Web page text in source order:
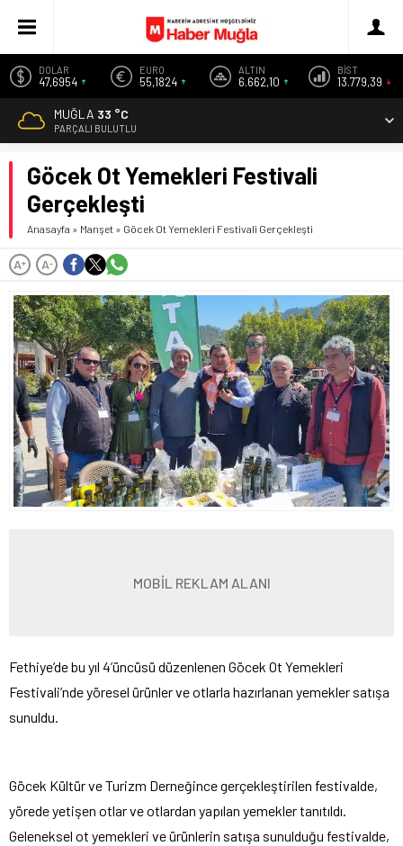
DOLAR
47,6954
EURO
55,1824
ALTIN
6.662,10
BİST
13.779,39
MUĞLA 33 °C
PARÇALI BULUTLU
Göcek Ot Yemekleri Festivali
Gerçekleşti
Anasayfa » Manşet » Göcek Ot Yemekleri Festivali Gerçekleşti
A+ A-
MOBİL REKLAM ALANI
Fethiye’de bu yıl 4’üncüsü düzenlenen Göcek Ot Yemekleri
Festivali’nde yöresel ürünler ve otlarla hazırlanan yemekler satışa
sunuldu.
Göcek Kültür ve Turizm Derneğince gerçekleştirilen festivalde,
yörede yetişen otlar ve otlardan yapılan yemekler tanıtıldı.
Geleneksel ot yemekleri ve ürünlerin satışa sunulduğu festivalde,